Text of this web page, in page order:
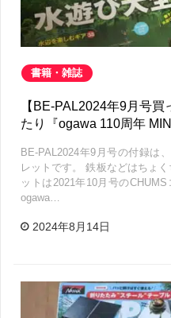
書籍・雑誌
【BE-PAL2024年9月号
たり『ogawa 110周年
BE-PAL2024年9月号の付録は
レットです。 鉄板などはちょ
ットは2021年10月号の
ogawa…
2024年8月14日